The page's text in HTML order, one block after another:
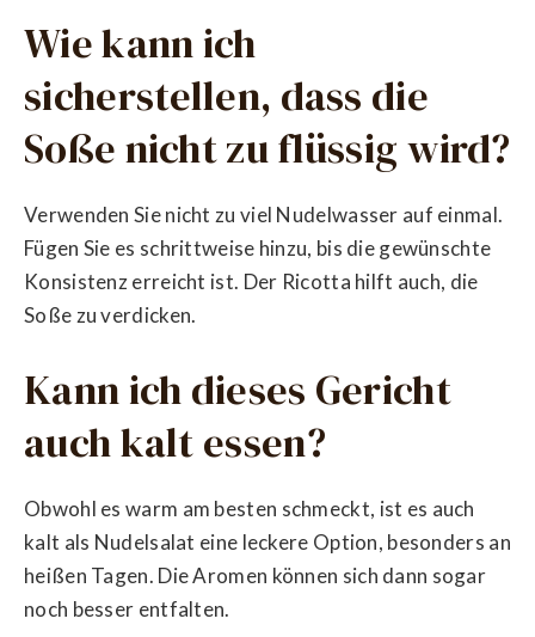
Wie kann ich
sicherstellen, dass die
Soße nicht zu flüssig wird?
Verwenden Sie nicht zu viel Nudelwasser auf einmal.
Fügen Sie es schrittweise hinzu, bis die gewünschte
Konsistenz erreicht ist. Der Ricotta hilft auch, die
Soße zu verdicken.
Kann ich dieses Gericht
auch kalt essen?
Obwohl es warm am besten schmeckt, ist es auch
kalt als Nudelsalat eine leckere Option, besonders an
heißen Tagen. Die Aromen können sich dann sogar
noch besser entfalten.